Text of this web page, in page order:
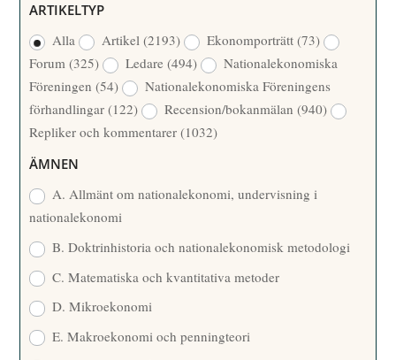
/
Å
R
R
F
A
T
T
A
R
ARTIKELTYP
Alla
Artikel(2193) Ekonomporträtt(73)
Forum(325) Ledare(494)
Nationalekonomiska
Föreningen(54)
Nationalekonomiska Föreningens
förhandlingar(122) Recension/bokanmälan(940)
Repliker och kommentarer(1032)
ÄMNEN
A. Allmänt om nationalekonomi, undervisning i
nationalekonomi
B. Doktrinhistoria och nationalekonomisk metodologi
C. Matematiska och kvantitativa metoder
D. Mikroekonomi
E. Makroekonomi och penningteori